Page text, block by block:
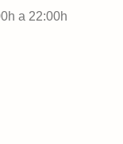
a 22:00h